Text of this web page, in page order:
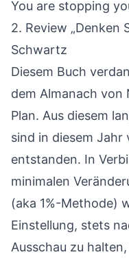
You are stopping
2. Review „Denken
Schwartz
Diesem Buch
dem Almanach von
Plan. Aus diesem
sind in diesem Jahr
entstanden. In
minimalen
(aka 1%-Methode)
Einstellung, stets
Ausschau zu